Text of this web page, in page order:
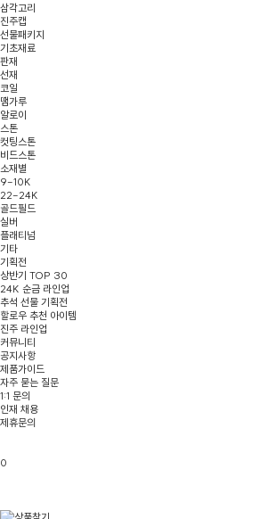
삼각고리
진주캡
선물패키지
기초재료
판재
선재
코일
땜가루
알로이
스톤
컷팅스톤
비드스톤
소재별
9-10K
22-24K
골드필드
실버
플래티넘
기타
기획전
상반기 TOP 30
24K 순금 라인업
추석 선물 기획전
할로우 추천 아이템
진주 라인업
커뮤니티
공지사항
제품가이드
자주 묻는 질문
1:1 문의
인재 채용
제휴문의
0